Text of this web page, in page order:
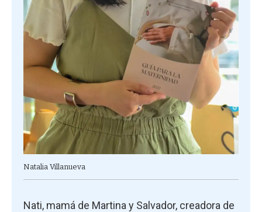
Natalia Villanueva
Nati, mamá de Martina y Salvador, creadora de